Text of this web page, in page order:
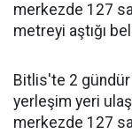
merkezde 127
metreyi aştığı
Bitlis'te 2 gündür
yerleşim yeri
merkezde 127